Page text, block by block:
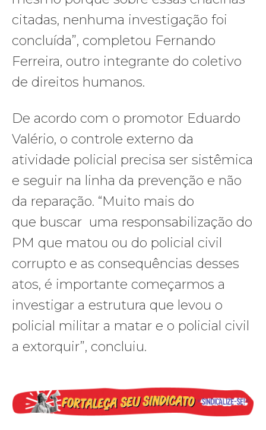
citadas, nenhuma investigação foi
concluída”, completou Fernando
Ferreira, outro integrante do coletivo
de direitos humanos.
De acordo com o promotor Eduardo
Valério, o controle externo da
atividade policial precisa ser sistêmica
e seguir na linha da prevenção e não
da reparação. “Muito mais do
que buscar uma responsabilização do
PM que matou ou do policial civil
corrupto e as consequências desses
atos, é importante começarmos a
investigar a estrutura que levou o
policial militar a matar e o policial civil
a extorquir”, concluiu.